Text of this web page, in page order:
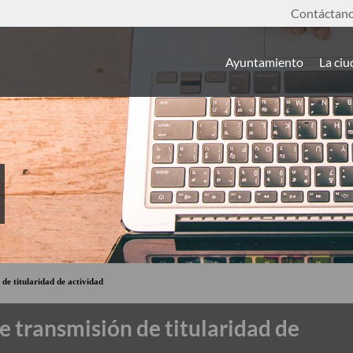
Ayuntamiento La
de titularidad de actividad
transmisión de titularidad de